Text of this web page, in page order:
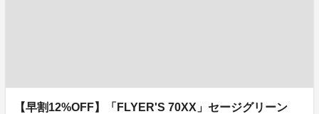
【早割12%OFF】「FLYER'S 70XX」セージグリーン